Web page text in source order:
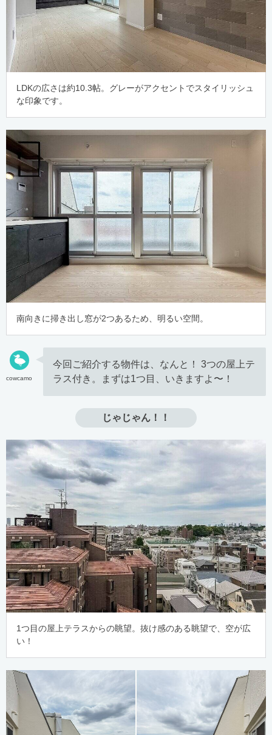
LDKの広さは約10.3帖。グレーがアクセントでスタイリッシュ
な印象です。
南向きに掃き出し窓が2つあるため、明るい空間。
cowcamo
今回ご紹介する物件は、なんと！ 3つの屋上テ
ラス付き。まずは1つ目、いきますよ〜！
じゃじゃん！！
1つ目の屋上テラスからの眺望。抜け感のある眺望で、空が広
い！